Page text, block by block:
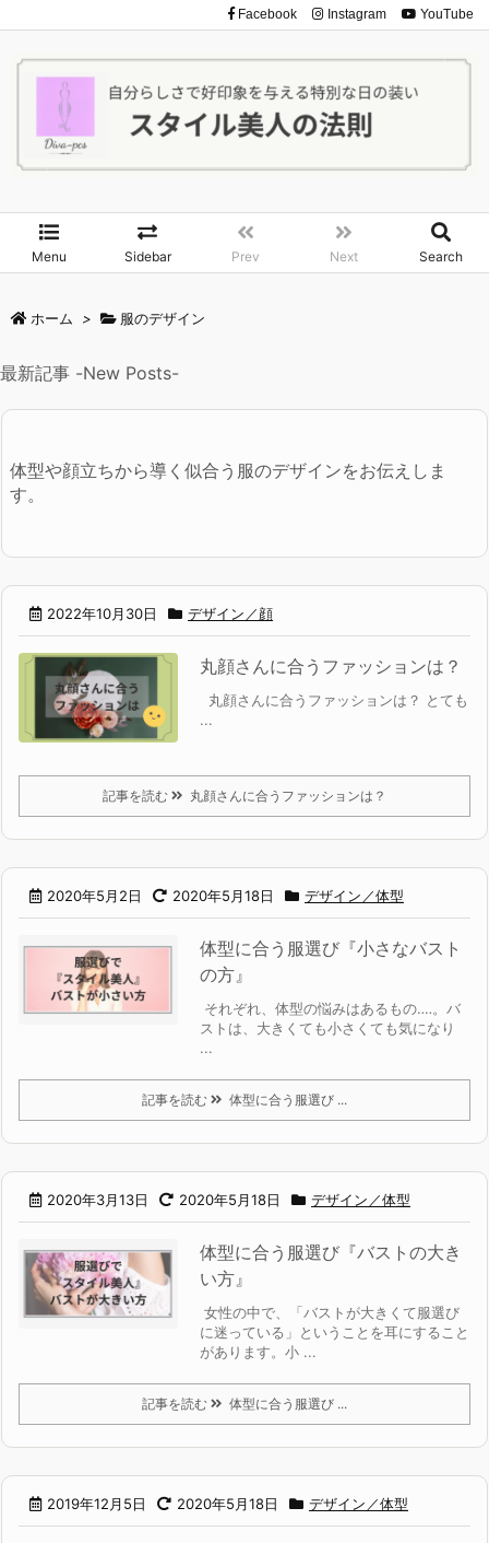
Menu Sidebar Prev Next Search
Facebook Instagram YouTube
ホーム > 服のデザイン
最新記事 -New Posts-
体型や顔立ちから導く似合う服のデザインをお伝えしま
す。
2022年10月30日 デザイン／顔
丸顔さんに合うファッションは？
丸顔さんに合うファッションは？ とても
...
記事を読む 丸顔さんに合うファッションは？
2020年5月2日 2020年5月18日 デザイン／体型
体型に合う服選び『小さなバスト
の方』
それぞれ、体型の悩みはあるもの‥‥。 バ
ストは、大きくても小さくても気になり
...
記事を読む 体型に合う服選び ...
2020年3月13日 2020年5月18日 デザイン／体型
体型に合う服選び『バストの大き
い方』
女性の中で、「バストが大きくて服選び
に迷っている」ということを耳にすること
があります。小 ...
記事を読む 体型に合う服選び ...
2019年12月5日 2020年5月18日 デザイン／体型